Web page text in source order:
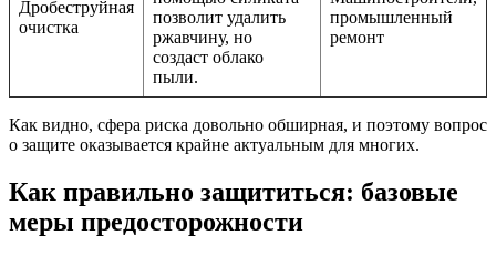
Дробеструйная
очистка
позволит удалить
ржавчину, но
создаст облако
пыли.
промышленный
ремонт
Как видно, сфера риска довольно обширная, и поэтому вопрос
о защите оказывается крайне актуальным для многих.
Как правильно защититься: базовые
меры предосторожности